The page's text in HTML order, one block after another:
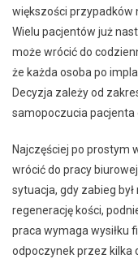
większości przypadków
Wielu pacjentów już
może wrócić do
że każda osoba po
Decyzja zależy od
samopoczucia pacjenta
Najczęściej po prostym
wrócić do pracy
sytuacja, gdy zabieg
regenerację kości,
praca wymaga wysiłku
odpoczynek przez kilka